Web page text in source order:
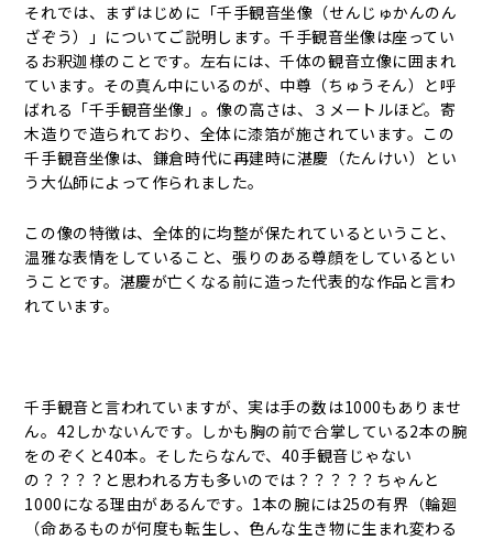
それでは、まずはじめに「千手観音坐像（せんじゅかんのん
ざぞう）」についてご説明します。千手観音坐像は座ってい
るお釈迦様のことです。左右には、千体の観音立像に囲まれ
ています。その真ん中にいるのが、中尊（ちゅうそん）と呼
ばれる「千手観音坐像」。像の高さは、３メートルほど。寄
木造りで造られており、全体に漆箔が施されています。この
千手観音坐像は、鎌倉時代に再建時に湛慶（たんけい）とい
う大仏師によって作られました。
この像の特徴は、全体的に均整が保たれているということ、
温雅な表情をしていること、張りのある尊顔をしているとい
うことです。湛慶が亡くなる前に造った代表的な作品と言わ
れています。
千手観音と言われていますが、実は手の数は1000もありませ
ん。42しかないんです。しかも胸の前で合掌している2本の腕
をのぞくと40本。そしたらなんで、40手観音じゃない
の？？？？と思われる方も多いのでは？？？？？ちゃんと
1000になる理由があるんです。1本の腕には25の有界（輪廻
（命あるものが何度も転生し、色んな生き物に生まれ変わる